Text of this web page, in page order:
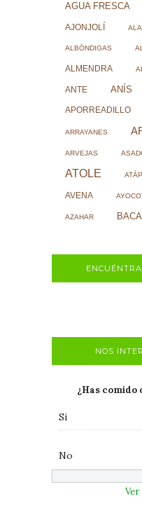
AGUA FRESCA
AJONJOLÍ
ALBÓNDIGAS
ALMENDRA
ANTE ANÍS
APORREADILLO
ARRAYANES
ARVEJAS
ATOLE
AVENA
AZAHAR
NOS
¿Has comido
Si
No
Ver